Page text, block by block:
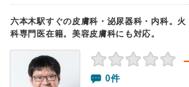
六本木駅すぐの皮膚科・泌尿器科・内科。
科専門医在籍。美容皮膚科にも対応。
0件